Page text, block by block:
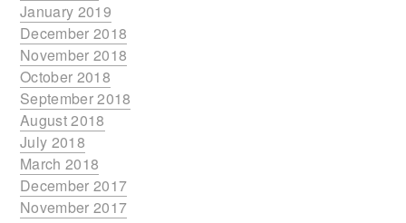
January 2019
December 2018
November 2018
October 2018
September 2018
August 2018
July 2018
March 2018
December 2017
November 2017